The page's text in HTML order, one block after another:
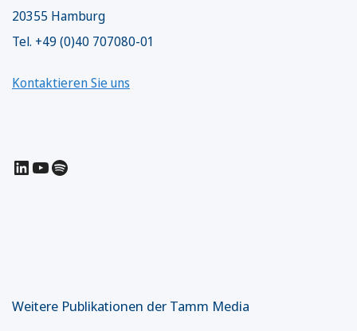
20355 Hamburg
Tel. +49 (0)40 707080-01
Kontaktieren Sie uns
LinkedIn
YouTube
Spotify
Weitere Publikationen der Tamm Media